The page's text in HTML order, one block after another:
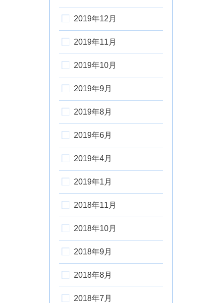
2019年12月
2019年11月
2019年10月
2019年9月
2019年8月
2019年6月
2019年4月
2019年1月
2018年11月
2018年10月
2018年9月
2018年8月
2018年7月